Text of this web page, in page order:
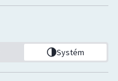
Systém